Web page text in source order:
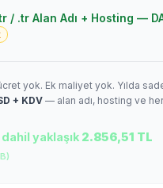
/ .tr Alan Adı + Hosting —
yok. Ek maliyet yok. Yılda
+ KDV— alan adı, hosting ve
dahil yaklaşık 2.856,51 TL